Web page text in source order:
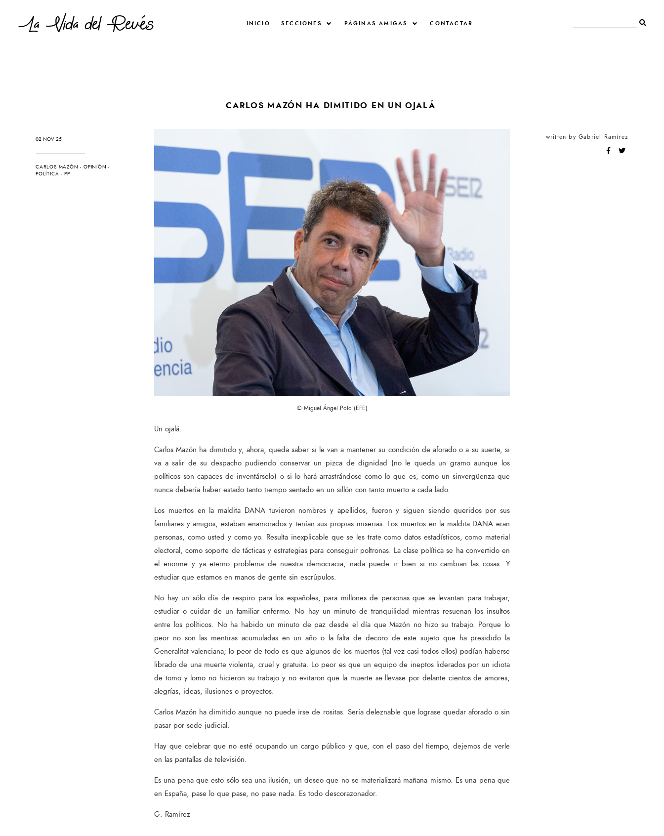
La Vida del Revés INICIO SECCIONES PÁGINAS AMIGAS CONTACTAR
02 NOV 25
CARLOS MAZÓN -OPINIÓN -
POLÍTICA - PP
CARLOS MAZÓN HA DIMITIDO EN UN OJALÁ
© Miguel Ángel Polo (EFE)
Un ojalá.
Carlos Mazón ha dimitido y, ahora, queda saber si le van a mantener su condición de aforado o a su suerte, si
va a salir de su despacho pudiendo conservar un pizca de dignidad (no le queda un gramo aunque los
políticos son capaces de inventárselo) o si lo hará arrastrándose como lo que es, como un sinvergüenza que
nunca debería haber estado tanto tiempo sentado en un sillón con tanto muerto a cada lado.
Los muertos en la maldita DANA tuvieron nombres y apellidos, fueron y siguen siendo queridos por sus
familiares y amigos, estaban enamorados y tenían sus propias miserias. Los muertos en la maldita DANA eran
personas, como usted y como yo. Resulta inexplicable que se les trate como datos estadísticos, como material
electoral, como soporte de tácticas y estrategias para conseguir poltronas. La clase política se ha convertido en
el enorme y ya eterno problema de nuestra democracia, nada puede ir bien si no cambian las cosas. Y
estudiar que estamos en manos de gente sin escrúpulos.
No hay un sólo día de respiro para los españoles, para millones de personas que se levantan para trabajar,
estudiar o cuidar de un familiar enfermo. No hay un minuto de tranquilidad mientras resuenan los insultos
entre los políticos. No ha habido un minuto de paz desde el día que Mazón no hizo su trabajo. Porque lo
peor no son las mentiras acumuladas en un año o la falta de decoro de este sujeto que ha presidido la
Generalitat valenciana; lo peor de todo es que algunos de los muertos (tal vez casi todos ellos) podían haberse
librado de una muerte violenta, cruel y gratuita. Lo peor es que un equipo de ineptos liderados por un idiota
de tomo y lomo no hicieron su trabajo y no evitaron que la muerte se llevase por delante cientos de amores,
alegrías, ideas, ilusiones o proyectos.
Carlos Mazón ha dimitido aunque no puede irse de rositas. Sería deleznable que lograse quedar aforado o sin
pasar por sede judicial.
Hay que celebrar que no esté ocupando un cargo público y que, con el paso del tiempo, dejemos de verle
en las pantallas de televisión.
Es una pena que esto sólo sea una ilusión, un deseo que no se materializará mañana mismo. Es una pena que
en España, pase lo que pase, no pase nada. Es todo descorazonador.
G. Ramírez
written by Gabriel Ramírez